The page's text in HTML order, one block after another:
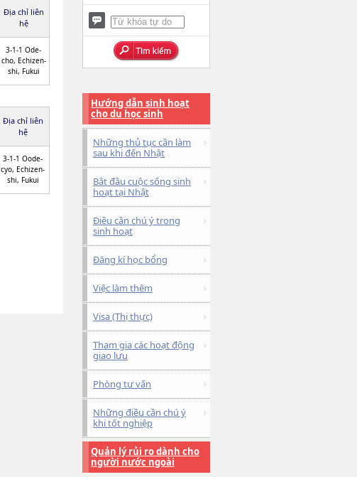
Địa chỉ liên
hệ
3-1-1 Ode-
cho, Echizen-
shi, Fukui
Địa chỉ liên
hệ
3-1-1 Oode-
cyo, Echizen-
shi, Fukui
Hướng dẫn sinh hoạt
cho du học sinh
Những thủ tục cần làm
sau khi đến Nhật
Bắt đầu cuộc sống sinh
hoạt tại Nhật
Điều cần chú ý trong
sinh hoạt
Đăng kí học bổng
Việc làm thêm
Visa (Thị thực)
Tham gia các hoạt động
giao lưu
Phòng tư vấn
Những điều cần chú ý
khi tốt nghiệp
Quản lý rủi ro dành cho
người nước ngoài